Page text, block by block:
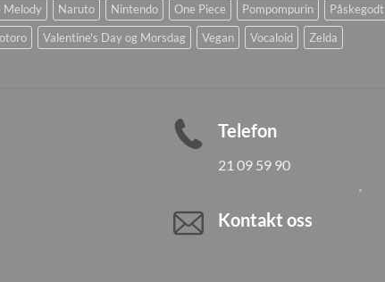
Melody Naruto Nintendo One Piece Pompompurin Påskegodt
Valentine's Day og Morsdag Vegan Vocaloid Zelda
Telefon
21 09 59 90
Kontakt oss